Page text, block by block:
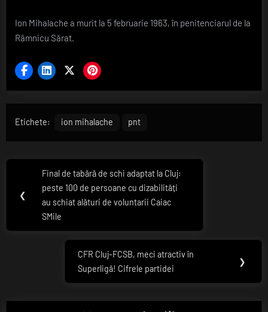
Ion Mihalache a murit la 5 februarie 1963, în penitenciarul de la
Râmnicu Sărat.
Etichete: ion mihalache pnt
Navigare
articole
❮
Previous
Post:
Final de tabără de schi adaptat la Cluj:
peste 100 de persoane cu dizabilități
au schiat alături de voluntarii Caiac
SMile
Next
Post:
CFR Cluj-FCSB, meci atractiv în
Superligă! Cifrele partidei
❯